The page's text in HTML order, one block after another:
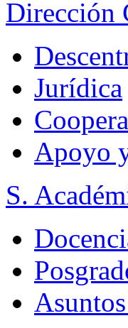
Dirección
Jurídica
Apoyo
S.